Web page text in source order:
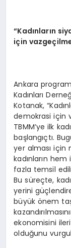
“Kadınların
için vazgeç
Ankara
Kadınları
Kotanak,
demokrasi için
TBMM’ye ilk
başlangıçtı.
yer alması için
kadınların
fazla temsil
Bu süreçte,
yerini
büyük önem
ekonomisini
olduğunu